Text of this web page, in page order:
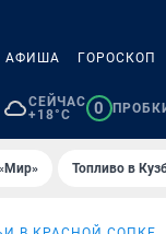
АФИША ГОРОСКОП
СЕЙЧАС
+18°C
0
Топливо в